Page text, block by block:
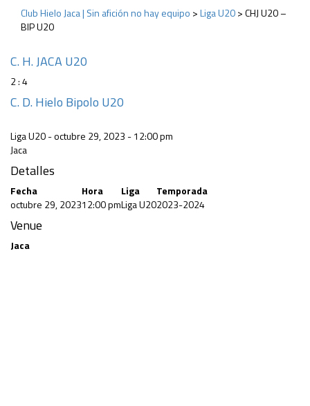
Club Hielo Jaca | Sin afición no hay equipo >Liga U20>CHJ U20 –
BIP U20
C. H. JACA U20
2 : 4
C. D. Hielo Bipolo U20
Liga U20 - octubre 29, 2023 - 12:00 pm
Jaca
Detalles
Fecha Hora Liga
Temporada
octubre 29, 202312:00 pmLiga U202023-2024
Venue
Jaca